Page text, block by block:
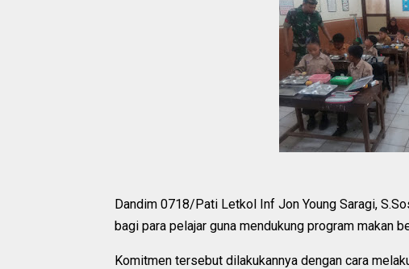
Dandim 0718/Pati Letkol Inf Jon Young Saragi,
bagi para pelajar guna mendukung program makan
Komitmen tersebut dilakukannya dengan cara